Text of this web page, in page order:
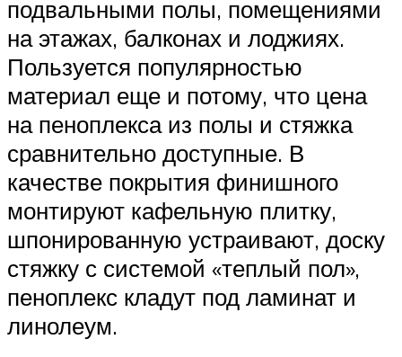
подвальными полы, помещениями
на этажах, балконах и лоджиях.
Пользуется популярностью
материал еще и потому, что цена
на пеноплекса из полы и стяжка
сравнительно доступные. В
качестве покрытия финишного
монтируют кафельную плитку,
шпонированную устраивают, доску
стяжку с системой «теплый пол»,
пеноплекс кладут под ламинат и
линолеум.